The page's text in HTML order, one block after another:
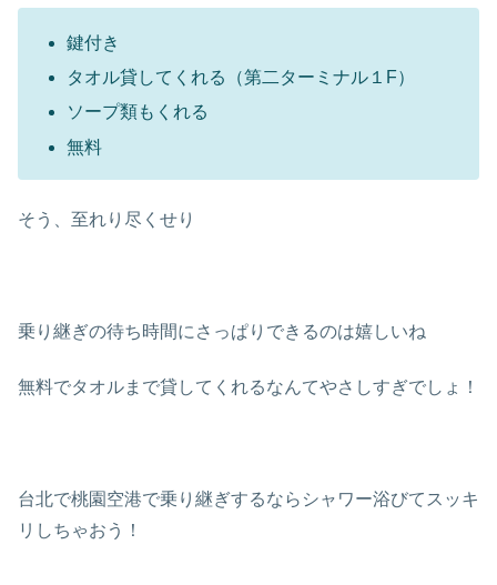
鍵付き
タオル貸してくれる（第二ターミナル１F）
ソープ類もくれる
無料
そう、至れり尽くせり
乗り継ぎの待ち時間にさっぱりできるのは嬉しいね
無料でタオルまで貸してくれるなんてやさしすぎでしょ！
台北で桃園空港で乗り継ぎするならシャワー浴びてスッキ
リしちゃおう！